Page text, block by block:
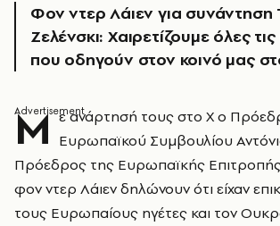
Φον ντερ Λάιεν για συνάντηση
Ζελένσκι: Χαιρετίζουμε όλες
που οδηγούν στον κοινό μας
Μ ε ανάρτησή τους στο Χ ο
Ευρωπαϊκού Συμβουλίου
Πρόεδρος της Ευρωπαϊκής
φον ντερ Λάιεν δηλώνουν ότι είχαν
τους Ευρωπαίους ηγέτες και τον